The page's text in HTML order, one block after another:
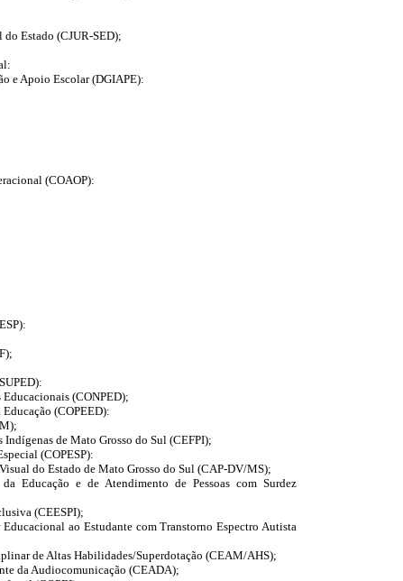
Estado (CJUR-SED);
e Apoio Escolar (DGIAPE):
(COAOP):
(CONPED);
(COPEED):
Indígenas de Mato Grosso do Sul (CEFPI);
(COPESP):
do Estado de Mato Grosso do Sul (CAP-DV/MS);
Educação e de Atendimento de Pessoas com Surdez
(CEESPI);
ao Estudante com Transtorno Espectro Autista
de Altas Habilidades/Superdotação (CEAM/AHS);
da Audiocomunicação (CEADA);